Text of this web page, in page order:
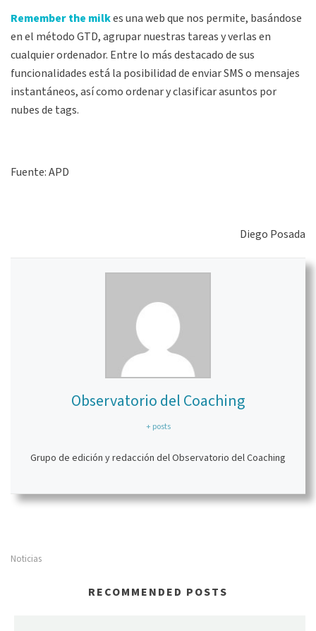
Remember the milkes una web que nos permite, basándose
en el método GTD, agrupar nuestras tareas y verlas en
cualquier ordenador. Entre lo más destacado de sus
funcionalidades está la posibilidad de enviar SMS o mensajes
instantáneos, así como ordenar y clasificar asuntos por
nubes de tags.
Fuente: APD
Diego Posada
Observatorio del Coaching
+ posts
Grupo de edición y redacción del Observatorio del Coaching
Noticias
RECOMMENDED POSTS